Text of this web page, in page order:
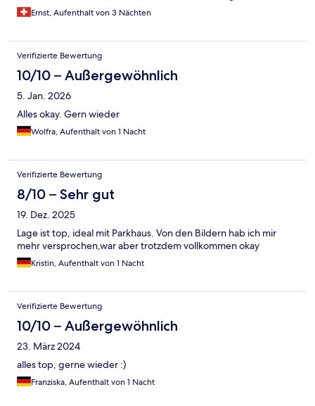
Yorckstrasse in Gehdistanz, nettes und aufmerksames Personal,
ansprechendes Frühstück, gutes Preis- und Leistungsangebot,
Empfang-/Barbereich, welche den Aufenthalt komplettieren
Ernst, Aufenthalt von 3 Nächten
Verifizierte Bewertung
10/10 – Außergewöhnlich
5. Jan. 2026
Alles okay. Gern wieder
Wolfra, Aufenthalt von 1 Nacht
Verifizierte Bewertung
8/10 – Sehr gut
19. Dez. 2025
Lage ist top, ideal mit Parkhaus. Von den Bildern hab ich mir
mehr versprochen,war aber trotzdem vollkommen okay
Kristin, Aufenthalt von 1 Nacht
Verifizierte Bewertung
10/10 – Außergewöhnlich
23. März 2024
alles top, gerne wieder :)
Franziska, Aufenthalt von 1 Nacht